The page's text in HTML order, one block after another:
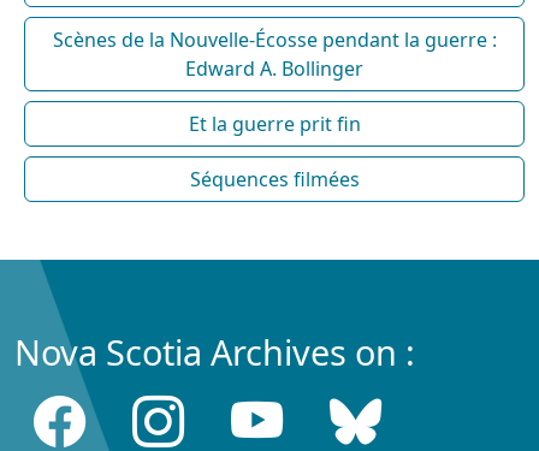
Scènes de la Nouvelle-Écosse pendant la guerre :
Edward A. Bollinger
Et la guerre prit fin
Séquences filmées
Nova Scotia Archives on :